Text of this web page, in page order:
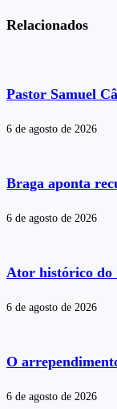
Relacionados
Pastor Samuel
6 de agosto de 2026
Braga aponta
6 de agosto de 2026
Ator histórico do
6 de agosto de 2026
O
6 de agosto de 2026